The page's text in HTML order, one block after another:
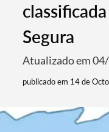
Segura
Atualizado em
publicado em 14 de